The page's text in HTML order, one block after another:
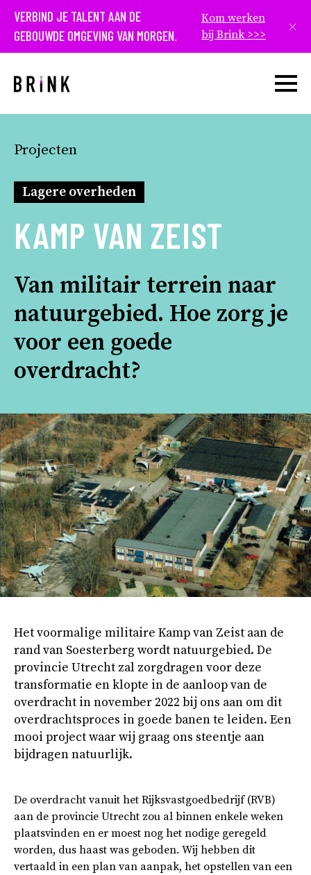
VERBIND JE TALENT AAN DE
GEBOUWDE OMGEVING VAN MORGEN.
Kom werken
bij Brink >>>
Open
Projecten
Lagere overheden
KAMP VAN ZEIST
Van militair terrein naar
natuurgebied. Hoe zorg je
voor een goede
overdracht?
Het voormalige militaire Kamp van Zeist aan de
rand van Soesterberg wordt natuurgebied. De
provincie Utrecht zal zorgdragen voor deze
transformatie en klopte in de aanloop van de
overdracht in november 2022 bij ons aan om dit
overdrachtsproces in goede banen te leiden. Een
mooi project waar wij graag ons steentje aan
bijdragen natuurlijk.
De overdracht vanuit het Rijksvastgoedbedrijf (RVB)
aan de provincie Utrecht zou al binnen enkele weken
plaatsvinden en er moest nog het nodige geregeld
worden, dus haast was geboden. Wij hebben dit
vertaald in een plan van aanpak, het opstellen van een